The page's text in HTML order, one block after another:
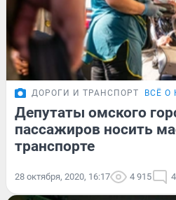
ДОРОГИ И ТРАНСПОРТ ВСЁ О
Депутаты омского
пассажиров носить
транспорте
28 октября, 2020, 16:17 4 915 4